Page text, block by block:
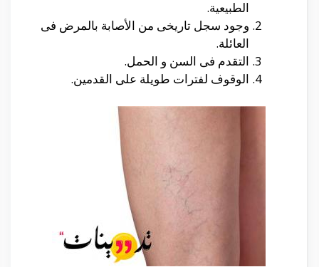
الطبيعية.
وجود سجل تاريخى من الأصابة بالمرض فى
العائلة.
التقدم فى السن و الحمل.
الوقوف لفترات طويلة على القدمين.